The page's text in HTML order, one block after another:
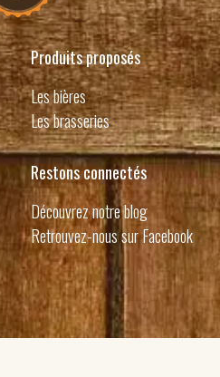
Produits proposés
Les bières
Les brasseries
Restons connectés
Découvrez notre blog
Retrouvez-nous sur Facebook